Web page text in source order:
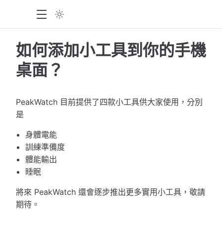
如何添加小工具到你的手機
桌面？
PeakWatch 目前提供了四款小工具供大家使用，分別
是
身體電能
訓練準備度
體能輸出
睡眠
將來 PeakWatch 還會逐步推出更多實用小工具，敬請
期待。